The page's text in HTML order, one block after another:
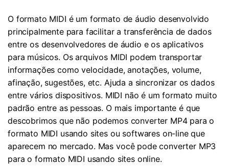
O formato MIDI é um formato de áudio desenvolvido
principalmente para facilitar a transferência de dados
entre os desenvolvedores de áudio e os aplicativos
para músicos. Os arquivos MIDI podem transportar
informações como velocidade, anotações, volume,
afinação, sugestões, etc. Ajuda a sincronizar os dados
entre vários dispositivos. MIDI não é um formato muito
padrão entre as pessoas. O mais importante é que
descobrimos que não podemos converter MP4 para o
formato MIDI usando sites ou softwares on-line que
aparecem no mercado. Mas você pode converter MP3
para o formato MIDI usando sites online.